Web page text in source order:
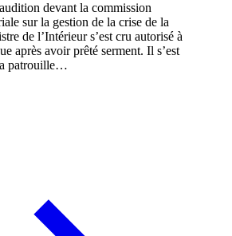
devant la commission
sur la gestion de la crise de la
de l’Intérieur s’est cru autorisé à
après avoir prêté serment. Il s’est
patrouille…